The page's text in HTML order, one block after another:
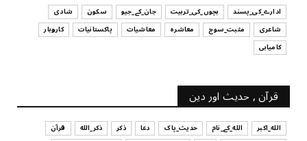
ادارے_کی_پسند بچوں_کی_تربیت جان_کے_جیو سکون
شادی
شاعری
مثبت_سوچ معاشرہ معاشیات پاکستانیات
کاروبار
کامیابی
قرآن , حدیث اور دین
الله_اکبر الله_کے_نام حدیث_پاک دعا ذکر ذکر_الله
قرآن